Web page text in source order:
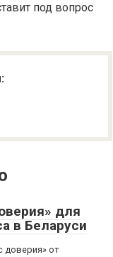
под вопрос
для
в Беларуси
доверия» от